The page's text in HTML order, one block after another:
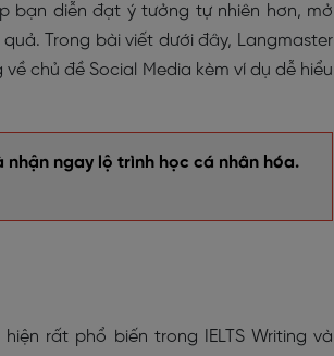
bạn diễn đạt ý tưởng tự nhiên hơn, mở
Trong bài viết dưới đây, Langmaster
chủ đề Social Media kèm ví dụ dễ hiểu
nhận ngay lộ trình học cá nhân hóa.
rất phổ biến trong IELTS Writing và